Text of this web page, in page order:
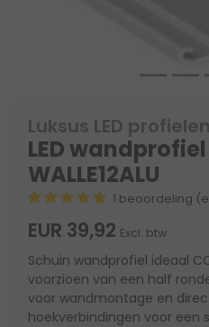
Luksus LED profielen
LED
WALLE12ALU
1 beoordeling
EUR 39,92 Excl. btw
Schuin wandprofiel ideaal
voorzioen van een half
voor wandmontage en
hoekverbindingen voor een